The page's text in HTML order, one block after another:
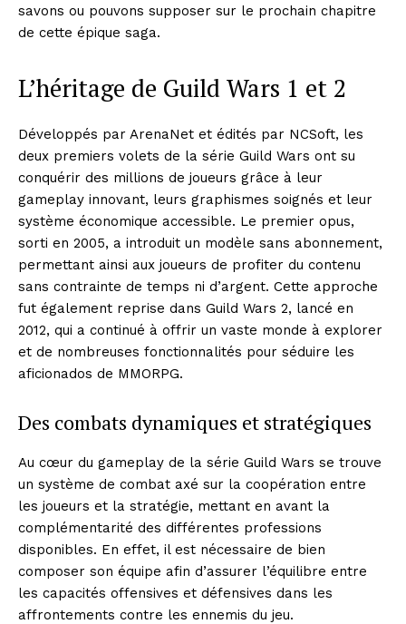
savons ou pouvons supposer sur le prochain chapitre
de cette épique saga.
L’héritage de Guild Wars 1 et 2
Développés par ArenaNet et édités par NCSoft, les
deux premiers volets de la série Guild Wars ont su
conquérir des millions de joueurs grâce à leur
gameplay innovant, leurs graphismes soignés et leur
système économique accessible. Le premier opus,
sorti en 2005, a introduit un modèle sans abonnement,
permettant ainsi aux joueurs de profiter du contenu
sans contrainte de temps ni d’argent. Cette approche
fut également reprise dans Guild Wars 2, lancé en
2012, qui a continué à offrir un vaste monde à explorer
et de nombreuses fonctionnalités pour séduire les
aficionados de MMORPG.
Des combats dynamiques et stratégiques
Au cœur du gameplay de la série Guild Wars se trouve
un système de combat axé sur la coopération entre
les joueurs et la stratégie, mettant en avant la
complémentarité des différentes professions
disponibles. En effet, il est nécessaire de bien
composer son équipe afin d’assurer l’équilibre entre
les capacités offensives et défensives dans les
affrontements contre les ennemis du jeu.